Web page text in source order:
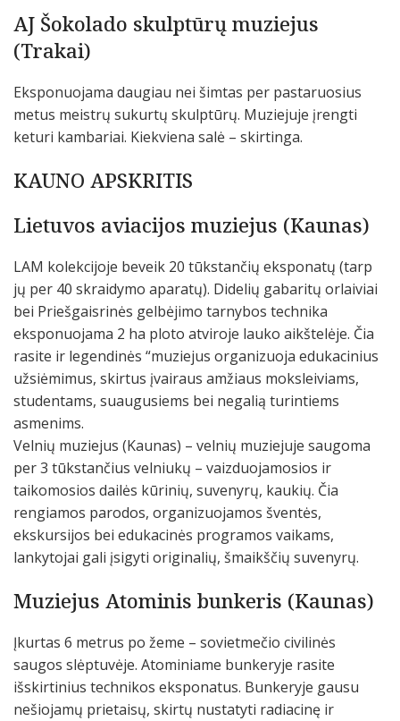
AJ Šokolado skulptūrų muziejus
(Trakai)
Eksponuojama daugiau nei šimtas per pastaruosius
metus meistrų sukurtų skulptūrų. Muziejuje įrengti
keturi kambariai. Kiekviena salė – skirtinga.
KAUNO APSKRITIS
Lietuvos aviacijos muziejus (Kaunas)
LAM kolekcijoje beveik 20 tūkstančių eksponatų (tarp
jų per 40 skraidymo aparatų). Didelių gabaritų orlaiviai
bei Priešgaisrinės gelbėjimo tarnybos technika
eksponuojama 2 ha ploto atviroje lauko aikštelėje. Čia
rasite ir legendinės “muziejus organizuoja edukacinius
užsiėmimus, skirtus įvairaus amžiaus moksleiviams,
studentams, suaugusiems bei negalią turintiems
asmenims.
Velnių muziejus (Kaunas) – velnių muziejuje saugoma
per 3 tūkstančius velniukų – vaizduojamosios ir
taikomosios dailės kūrinių, suvenyrų, kaukių. Čia
rengiamos parodos, organizuojamos šventės,
ekskursijos bei edukacinės programos vaikams,
lankytojai gali įsigyti originalių, šmaikščių suvenyrų.
Muziejus Atominis bunkeris (Kaunas)
Įkurtas 6 metrus po žeme – sovietmečio civilinės
saugos slėptuvėje. Atominiame bunkeryje rasite
išskirtinius technikos eksponatus. Bunkeryje gausu
nešiojamų prietaisų, skirtų nustatyti radiacinę ir